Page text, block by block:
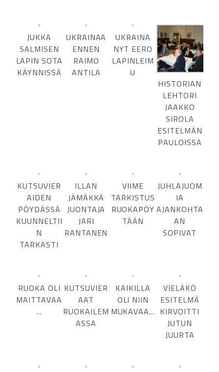
JUKKA
SALMISEN
LAPIN SOTA
KÄYNNISSÄ
UKRAINAA
ENNEN
RAIMO
ANTILA
UKRAINA
NYT EERO
LAPINLEIM
U
HISTORIAN
LEHTORI
JAAKKO
SIROLA
ESITELMÄN
PAULOISSA
KUTSUVIER
AIDEN
PÖYDÄSSÄ
KUUNNELTII
N
TARKASTI
ILLAN
JÄMÄKKÄ
JUONTAJA
JARI
RANTANEN
VIIME
TARKISTUS
RUOKAPÖY
TÄÄN
JUHLAJUOM
IA
AJANKOHTA
AN
SOPIVAT
RUOKA OLI
MAITTAVAA
…
KUTSUVIER
AAT
RUOKAILEM
ASSA
KAIKILLA
OLI NIIN
MUKAVAA…
VIELÄKÖ
ESITELMÄ
KIRVOITTI
JUTUN
JUURTA